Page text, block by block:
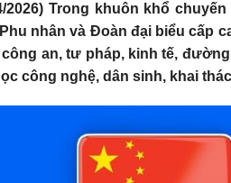
2026) Trong khuôn khổ
nhân và Đoàn đại biểu cấp
an, tư pháp, kinh tế,
công nghệ, dân sinh, khai